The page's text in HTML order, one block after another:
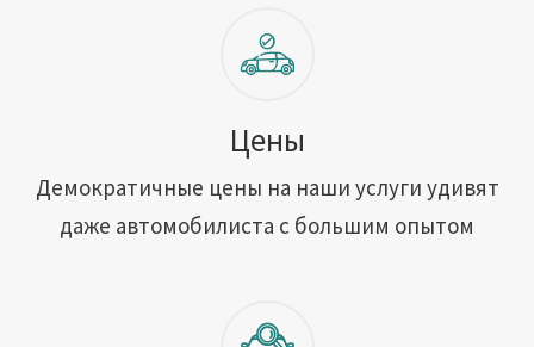
Цены
Демократичные цены на наши услуги удивят
даже автомобилиста с большим опытом